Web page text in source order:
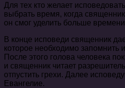
Для тех кто желает
выбрать время, когда
он смог уделить больше времени
В конце исповеди священник
которое необходимо запомнить
После этого голова человека
и священник читает
отпустить грехи. Далее
Евангелие.